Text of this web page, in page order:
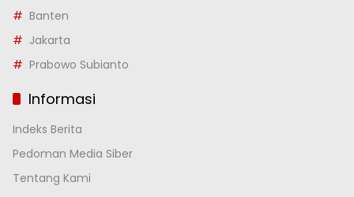
Banten
Jakarta
Prabowo Subianto
Informasi
Indeks Berita
Pedoman Media Siber
Tentang Kami